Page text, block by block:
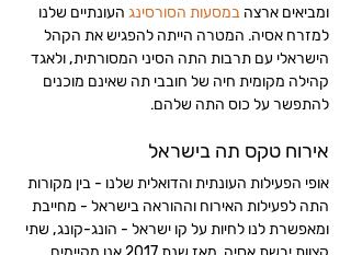
ומביאים ארצה במסעות הסורסינג העונתיים שלנו
למזרח אסיה. המטרה הייתה להפגיש את הקהל
הישראלי עם תרבות התה הסיני המסורתית, ולאגד
קהילה מקומית חיה של חובבי תה שאינם מוכנים
להתפשר על כוס התה שלהם.
אירוח טקס תה בישראל
אופי הפעילות העונתית והדואלית שלנו - בין מקורות
התה לפעילות האירוח וההוראה בישראל - מחייבת
ומאפשרת לנו לחיות על קו ישראל - הונג-קונג, שתי